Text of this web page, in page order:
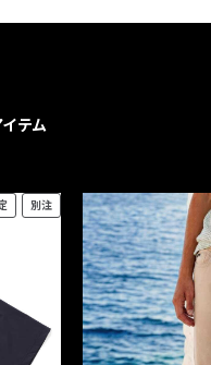
フォーカスブランド
テム
別注